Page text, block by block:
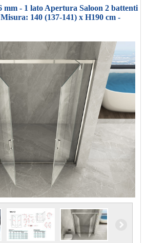
mm - 1 lato Apertura Saloon 2 battenti
140 (137-141) x H190 cm -